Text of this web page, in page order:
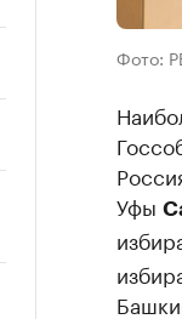
Фото:
Уфы